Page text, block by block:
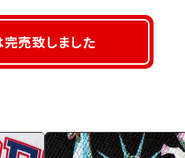
売致しました